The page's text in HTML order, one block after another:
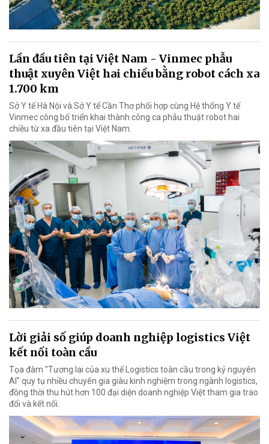
Lần đầu tiên tại Việt Nam - Vinmec phẫu
thuật xuyên Việt hai chiều bằng robot cách xa
1.700 km
Sở Y tế Hà Nội và Sở Y tế Cần Thơ phối hợp cùng Hệ thống Y tế
Vinmec công bố triển khai thành công ca phẫu thuật robot hai
chiều từ xa đầu tiên tại Việt Nam.
Lời giải số giúp doanh nghiệp logistics Việt
kết nối toàn cầu
Tọa đàm "Tương lai của xu thế Logistics toàn cầu trong kỷ nguyên
AI" quy tụ nhiều chuyên gia giàu kinh nghiệm trong ngành logistics,
đồng thời thu hút hơn 100 đại diện doanh nghiệp Việt tham gia trao
đổi và kết nối.